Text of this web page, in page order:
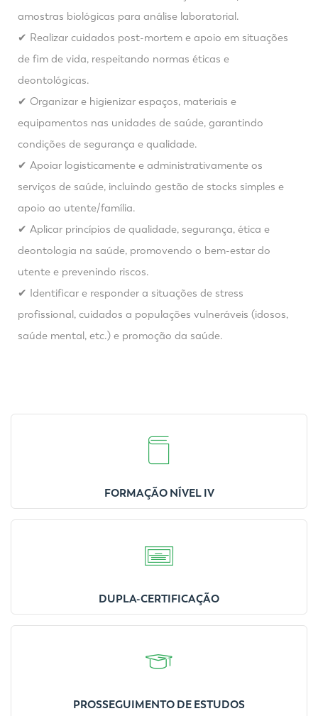
amostras biológicas para análise laboratorial.
✔ Realizar cuidados post-mortem e apoio em situações
de fim de vida, respeitando normas éticas e
deontológicas.
✔ Organizar e higienizar espaços, materiais e
equipamentos nas unidades de saúde, garantindo
condições de segurança e qualidade.
✔ Apoiar logisticamente e administrativamente os
serviços de saúde, incluindo gestão de stocks simples e
apoio ao utente/família.
✔ Aplicar princípios de qualidade, segurança, ética e
deontologia na saúde, promovendo o bem-estar do
utente e prevenindo riscos.
✔ Identificar e responder a situações de stress
profissional, cuidados a populações vulneráveis (idosos,
saúde mental, etc.) e promoção da saúde.
FORMAÇÃO NÍVEL IV
DUPLA-CERTIFICAÇÃO
PROSSEGUIMENTO DE ESTUDOS